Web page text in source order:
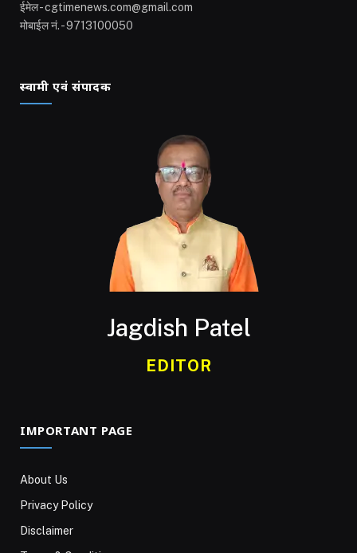
ईमेल - cgtimenews.com@gmail.com
मोबाईल नं. - 9713100050
स्वामी एवं संपादक
Jagdish Patel
EDITOR
IMPORTANT PAGE
About Us
Privacy Policy
Disclaimer